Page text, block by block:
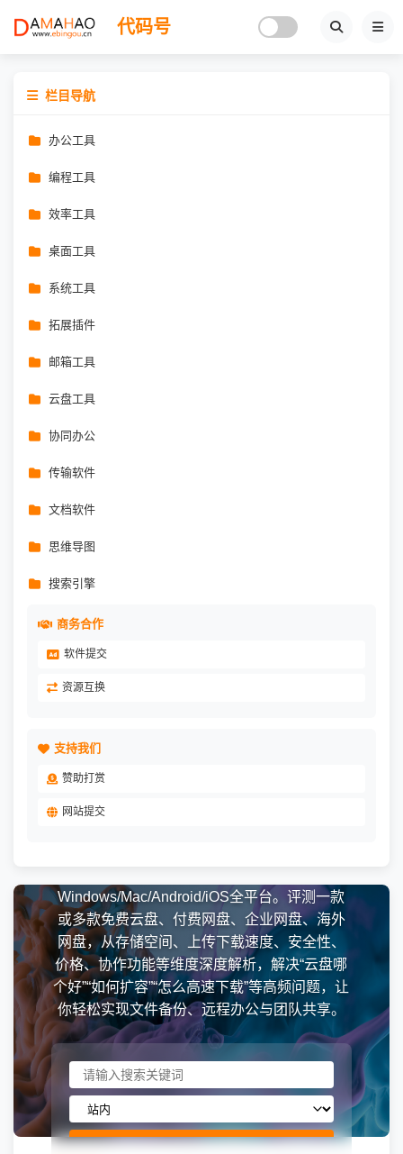
代码号
栏目导航
办公工具
编程工具
效率工具
桌面工具
系统工具
拓展插件
邮箱工具
云盘工具
协同办公
传输软件
文档软件
思维导图
搜索引擎
商务合作
软件提交
资源互换
支持我们
赞助打赏
网站提交
Windows/Mac/Android/iOS全平台。评测一款
或多款免费云盘、付费网盘、企业网盘、海外
网盘，从存储空间、上传下载速度、安全性、
价格、协作功能​等维度深度解析，解决“云盘哪
个好”“如何扩容”“怎么高速下载”等高频问题，让
你轻松实现文件备份、远程办公与团队共享。
搜索